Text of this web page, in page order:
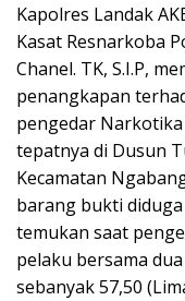
Kapolres Landak
Kasat Resnarkoba
Chanel. TK, S.I.P,
penangkapan
pengedar
tepatnya di Dusun
Kecamatan
barang bukti
temukan saat
pelaku bersama
sebanyak 57,50